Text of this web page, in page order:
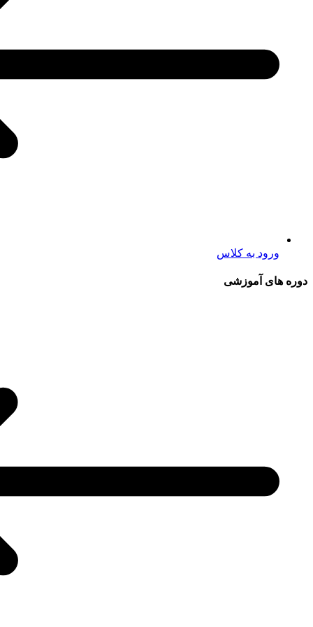
ورود به کلاس
دوره های آموزشی